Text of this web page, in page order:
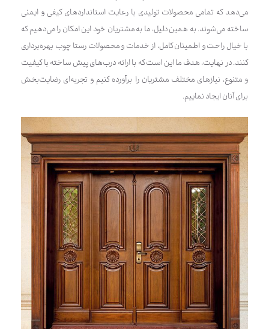
می‌دهد که تمامی محصولات تولیدی با رعایت استانداردهای کیفی و ایمنی
ساخته می‌شوند. به همین دلیل، ما به مشتریان خود این امکان را می‌دهیم که
با خیال راحت و اطمینان کامل، از خدمات و محصولات رستا چوب بهره‌برداری
کنند. در نهایت، هدف ما این است که با ارائه درب‌های پیش ساخته با کیفیت
و متنوع، نیازهای مختلف مشتریان را برآورده کنیم و تجربه‌ای رضایت‌بخش
برای آنان ایجاد نماییم.